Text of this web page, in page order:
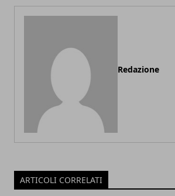
Redazione
ARTICOLI CORRELATI